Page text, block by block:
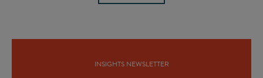
INSIGHTS NEWSLETTER